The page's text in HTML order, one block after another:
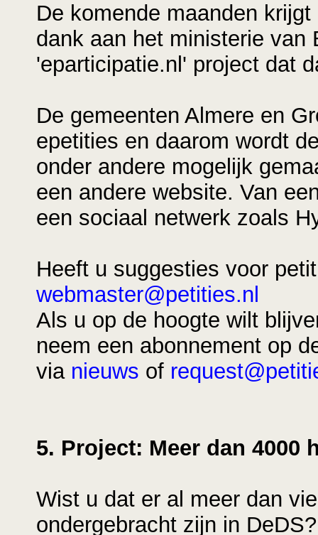
De komende maanden
dank aan het ministerie van
'eparticipatie.nl' project dat
De gemeenten Almere en
epetities en daarom wordt
onder andere mogelijk
een andere website. Van
een sociaal netwerk zoals
Heeft u suggesties voor
webmaster@petities.nl
Als u op de hoogte wilt
neem een abonnement op
via nieuws of
5. Project: Meer dan 4000
Wist u dat er al meer dan
ondergebracht zijn in